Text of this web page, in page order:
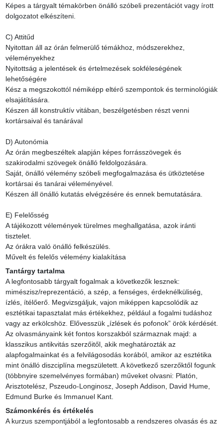
Képes a tárgyalt témakörben önálló szóbeli prezentációt vagy írott
dolgozatot elkészíteni.
C) Attitűd
Nyitottan áll az órán felmerülő témákhoz, módszerekhez,
véleményekhez
Nyitottság a jelentések és értelmezések sokféleségének
lehetőségére
Kész a megszokottól némiképp eltérő szempontok és terminológiák
elsajátítására.
Készen áll konstruktív vitában, beszélgetésben részt venni
kortársaival és tanárával
D) Autonómia
Az órán megbeszéltek alapján képes forrásszövegek és
szakirodalmi szövegek önálló feldolgozására.
Saját, önálló vélemény szóbeli megfogalmazása és ütköztetése
kortársai és tanárai véleményével.
Készen áll önálló kutatás elvégzésére és ennek bemutatására.
E) Felelősség
A tájékozott vélemények türelmes meghallgatása, azok iránti
tisztelet.
Az órákra való önálló felkészülés.
Művelt és felelős vélemény kialakítása
Tantárgy tartalma
A legfontosabb tárgyalt fogalmak a következők lesznek:
mimészisz/reprezentáció, a szép, a fenséges, érdeknélküliség,
ízlés, ítélőerő. Megvizsgáljuk, vajon miképpen kapcsolódik az
esztétikai tapasztalat más értékekhez, például a fogalmi tudáshoz
vagy az erkölcshöz. Elővesszük „ízlések és pofonok” örök kérdését.
Az olvasmányaink két fontos korszakból származnak majd: a
klasszikus antikvitás szerzőitől, akik meghatározták az
alapfogalmainkat és a felvilágosodás korából, amikor az esztétika
mint önálló diszciplína megszületett. A következő szerzőktől fogunk
(többnyire szemelvényes formában) műveket olvasni: Platón,
Arisztotelész, Pszeudo-Longinosz, Joseph Addison, David Hume,
Edmund Burke és Immanuel Kant.
Számonkérés és értékelés
A kurzus szempontjából a legfontosabb a rendszeres olvasás és az